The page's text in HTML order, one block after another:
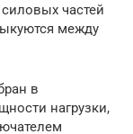
частей
между
в
нагрузки,